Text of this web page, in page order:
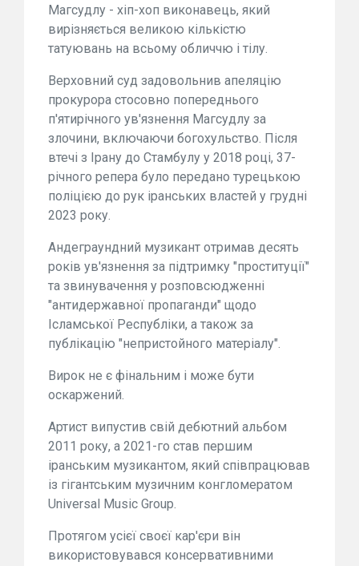
Магсудлу - хіп-хоп виконавець, який
вирізняється великою кількістю
татуювань на всьому обличчю і тілу.
Верховний суд задовольнив апеляцію
прокурора стосовно попереднього
п'ятирічного ув'язнення Магсудлу за
злочини, включаючи богохульство. Після
втечі з Ірану до Стамбулу у 2018 році, 37-
річного репера було передано турецькою
поліцією до рук іранських властей у грудні
2023 року.
Андеграундний музикант отримав десять
років ув'язнення за підтримку "проституції"
та звинувачення у розповсюдженні
"антидержавної пропаганди" щодо
Ісламської Республіки, а також за
публікацію "непристойного матеріалу".
Вирок не є фінальним і може бути
оскаржений.
Артист випустив свій дебютний альбом
2011 року, а 2021-го став першим
іранським музикантом, який співпрацював
із гігантським музичним конгломератом
Universal Music Group.
Протягом усієї своєї кар'єри він
використовувався консервативними